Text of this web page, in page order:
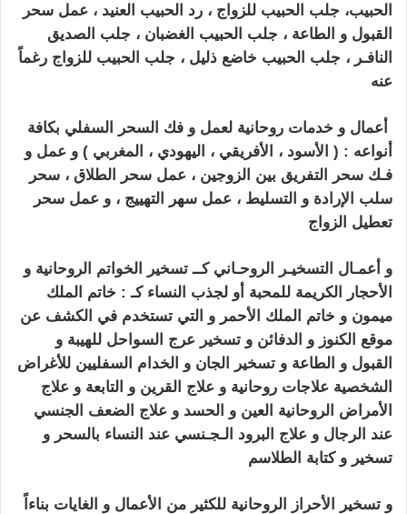
الحبيب، جلب الحبيب للزواج ، رد الحبيب العنيد ، عمل سحر
القبول و الطاعة ، جلب الحبيب الغضبان ، جلب الصديق
النافـر ، جلب الحبيب خاضع ذليل ، جلب الحبيب للزواج رغماً
عنه
أعمال و خدمات روحانية لعمل و فك السحر السفلي بكافة
أنواعه : ( الأسود ، الأفريقي ، اليهودي ، المغربي ) و عمل و
فـك سحر التفريق بين الزوجين ، عمل سحر الطلاق ، سحر
سلب الإرادة و التسليط ، عمل سهر التهييج ، و عمل سحر
تعطيل الزواج
و أعمـال التسخيـر الروحـاني كــ تسخير الخواتم الروحانية و
الأحجار الكريمة للمحبة أو لجذب النساءكـ : خاتم الملك
ميمون و خاتم الملك الأحمر و التي تستخدم في الكشف عن
موقع الكنوز و الدفائن و تسخير عرج السواحل للهيبة و
القبول و الطاعة و تسخير الجان و الخدام السفليين للأغراض
الشخصية علاجات روحانية و علاج القرين و التابعة و علاج
الأمراض الروحانية العين و الحسد و علاج الضعف الجنسي
عند الرجال و علاج البرود الـجـنسي عند النساء بالسحر و
تسخير و كتابة الطلاسم
و تسخير الأحراز الروحانية للكثير من الأعمال و الغايات بناءاً